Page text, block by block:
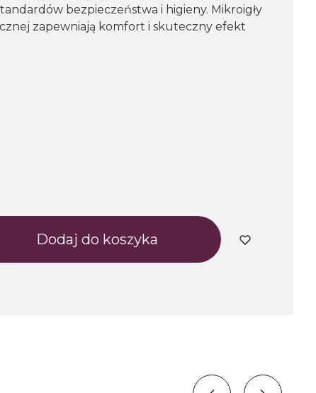
bezpieczeństwa i higieny. Mikroigły
zapewniają komfort i skuteczny efekt
Dodaj do koszyka